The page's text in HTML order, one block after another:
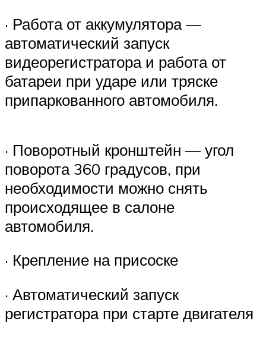
· Работа от аккумулятора —
автоматический запуск
видеорегистратора и работа от
батареи при ударе или тряске
припаркованного автомобиля.
· Поворотный кронштейн — угол
поворота 360 градусов, при
необходимости можно снять
происходящее в салоне
автомобиля.
· Крепление на присоске
· Автоматический запуск
регистратора при старте двигателя